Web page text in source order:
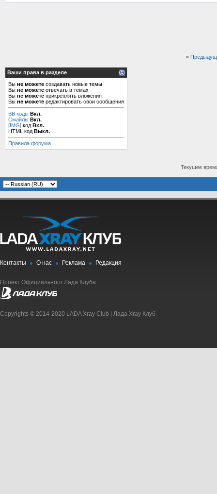
«
Ваши права в разделе
Вы не можете создавать новые темы
Вы не можете отвечать в темах
Вы не можете прикреплять вложения
Вы не можете редактировать свои сообщения
BB коды Вкл.
Смайлы Вкл.
[IMG] код Вкл.
HTML код Выкл.
Правила форума
Текущее
Контакты О нас Реклама Редакция
Проект Официального Лада Клуба
Copyrights © 2014-2020 LADA Xray Club | Лада Xray Клуб